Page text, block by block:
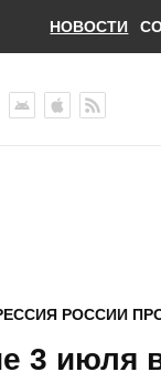
НОВОСТИ
РОССИИ
3 июля